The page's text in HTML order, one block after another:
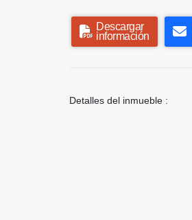
Descargar
información
Detalles del inmueble :